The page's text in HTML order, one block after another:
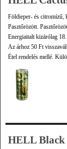
Földieper- és citromízű,
Pasztőrözött.
Energiaitalt kizárólag
Az árhoz 50 Ft
Étel rendelés mellé.
HELL Black